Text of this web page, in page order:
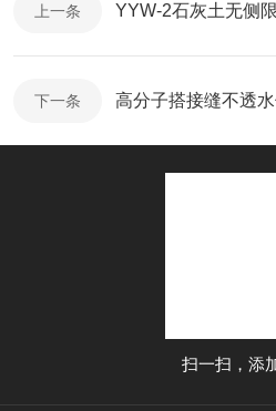
上一条 YYW-2石灰土无侧
下一条 高分子搭接缝不透
扫一扫，添